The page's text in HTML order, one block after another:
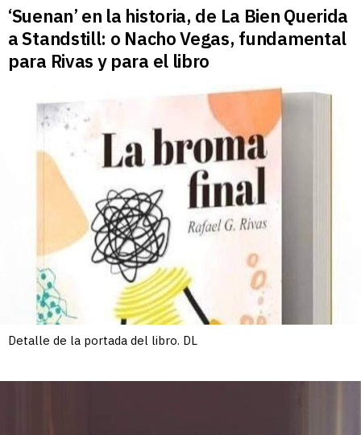
‘Suenan’ en la historia, de La Bien Querida
a Standstill: o Nacho Vegas, fundamental
para Rivas y para el libro
Detalle de la portada del libro. DL